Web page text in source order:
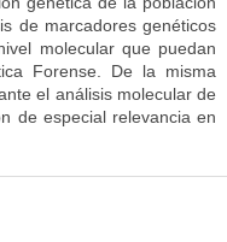
de marcadores genéticos
molecular que puedan
Forense. De la misma
el análisis molecular de
de especial relevancia en